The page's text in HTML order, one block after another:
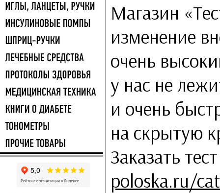
Магазин
изменение
очень
у нас не
и очень
на скрытую
Заказать
poloska.ru/